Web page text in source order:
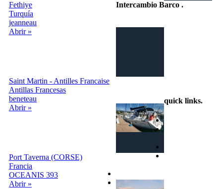
Fethiye
Turquía
jeanneau
Abrir »
Saint Martin - Antilles Francaise
Antillas Francesas
beneteau
Abrir »
Port Taverna (CORSE)
Francia
OCEANIS 393
Abrir »
Intercambio Barco .
quick links.